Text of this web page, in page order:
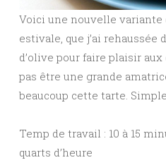
Voici une nouvelle variante
estivale, que j’ai rehaussée
d’olive pour faire plaisir aux
pas être une grande
beaucoup cette tarte.
Temp de travail : 10 à 15
quarts d’heure